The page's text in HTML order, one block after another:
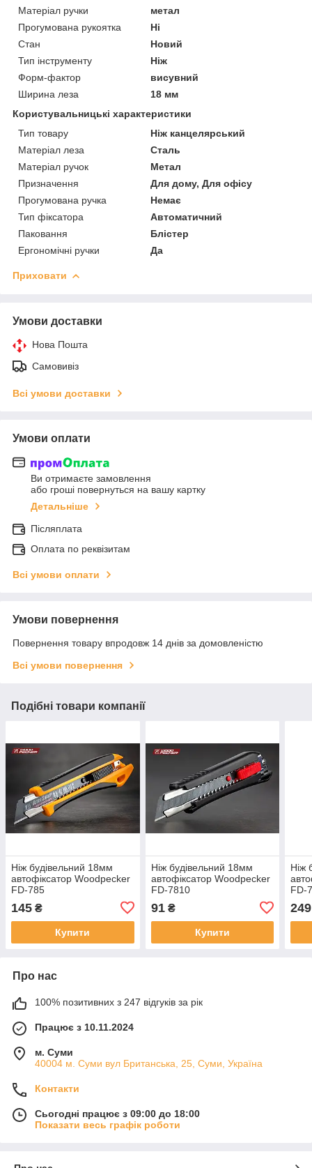
Матеріал ручки
метал
Прогумована рукоятка
Ні
Стан
Новий
Тип інструменту
Ніж
Форм-фактор
висувний
Ширина леза
18 мм
Користувальницькі характеристики
Тип товару
Ніж канцелярський
Матеріал леза
Сталь
Матеріал ручок
Метал
Призначення
Для дому, Для офісу
Прогумована ручка
Немає
Тип фіксатора
Автоматичний
Паковання
Блістер
Ергономічні ручки
Да
Приховати
Умови доставки
Нова Пошта
Самовивіз
Всі умови доставки
Умови оплати
Ви отримаєте замовлення
або гроші повернуться на вашу картку
Детальніше
Післяплата
Оплата по реквізитам
Всі умови оплати
Умови повернення
Повернення товару впродовж 14 днів за домовленістю
Всі умови повернення
Подібні товари компанії
Ніж будівельний 18мм
автофіксатор Woodpecker
FD-785
145 ₴
Купити
Ніж будівельний 18мм
автофіксатор Woodpecker
FD-7810
91₴
Купити
Ніж
FD-
249
Про нас
100% позитивних з 247 відгуків за рік
Працює з 10.11.2024
м. Суми
40004 м. Суми вул Британська, 25, Суми, Україна
Контакти
Сьогодні працює з 09:00 до 18:00
Показати весь графік роботи